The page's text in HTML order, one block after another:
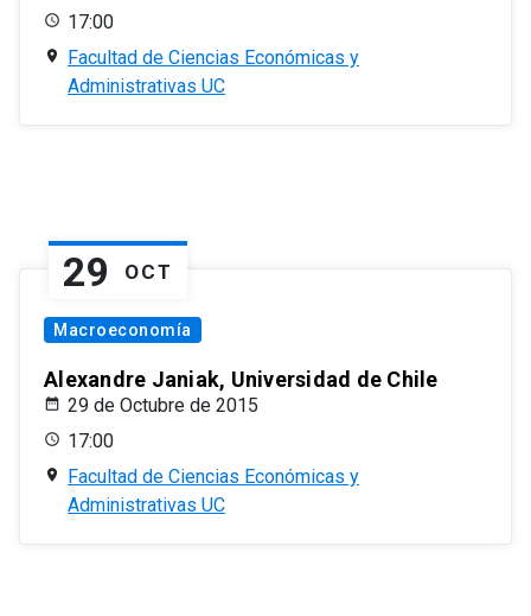
17:00
Facultad de Ciencias Económicas y
Administrativas UC
29 OCT
Macroeconomía
Alexandre Janiak, Universidad de Chile
29 de Octubre de 2015
17:00
Facultad de Ciencias Económicas y
Administrativas UC